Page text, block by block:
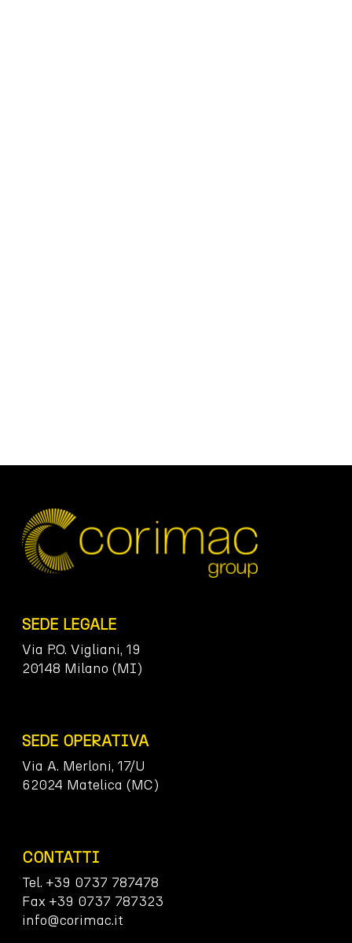
SEDE LEGALE
Via P.O. Vigliani, 19
20148 Milano (MI)
SEDE OPERATIVA
Via A. Merloni, 17/U
62024 Matelica (MC)
CONTATTI
Tel. +39 0737 787478
Fax +39 0737 787323
info@corimac.it